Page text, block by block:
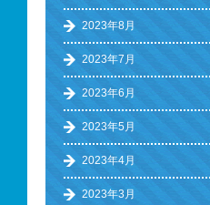
2023年8月
2023年7月
2023年6月
2023年5月
2023年4月
2023年3月